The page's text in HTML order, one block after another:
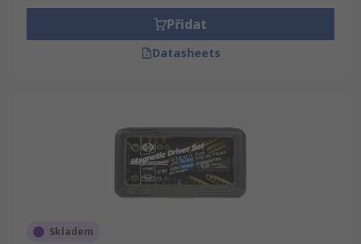
Přidat
Datasheets
Skladem